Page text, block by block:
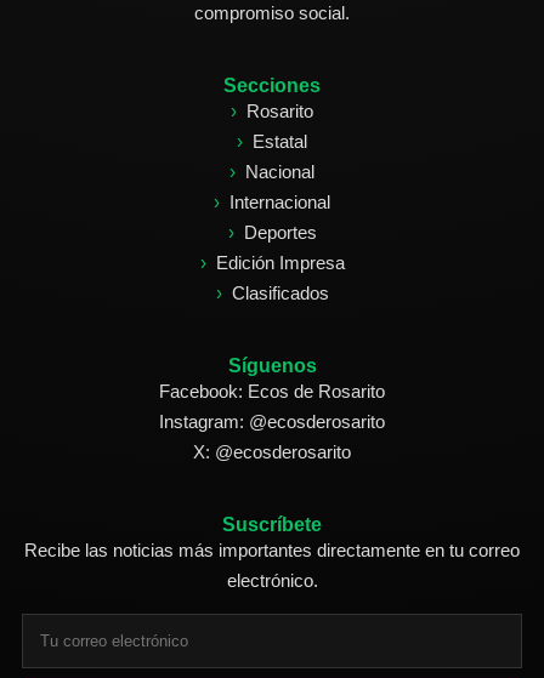
compromiso social.
Secciones
Rosarito
Estatal
Nacional
Internacional
Deportes
Edición Impresa
Clasificados
Síguenos
Facebook: Ecos de Rosarito
Instagram: @ecosderosarito
X: @ecosderosarito
Suscríbete
Recibe las noticias más importantes directamente en tu correo
electrónico.